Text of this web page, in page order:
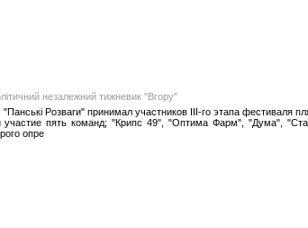
незалежний тижневик "Вгору"
Розваги" принимал участников III-го этапа фестиваля
участие пять команд; "Крипс 49", "Оптима Фарм", "Дума",
опре